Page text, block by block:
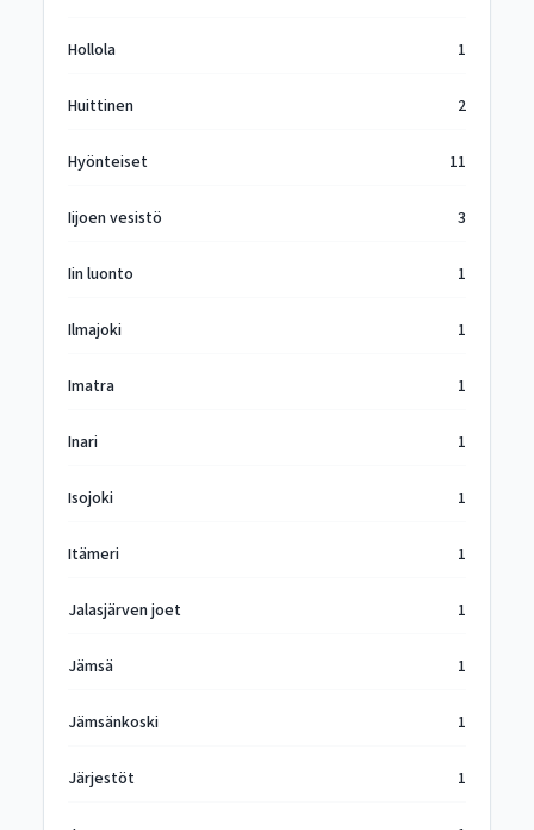
Hollola 1
Huittinen 2
Hyönteiset 11
Iijoen vesistö 3
Iin luonto 1
Ilmajoki 1
Imatra 1
Inari 1
Isojoki 1
Itämeri 1
Jalasjärven joet 1
Jämsä 1
Jämsänkoski 1
Järjestöt 1